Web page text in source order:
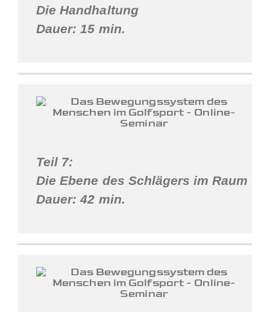
Die Handhaltung
Dauer: 15 min.
Teil 7:
Die Ebene des Schlägers im Raum
Dauer: 42 min.